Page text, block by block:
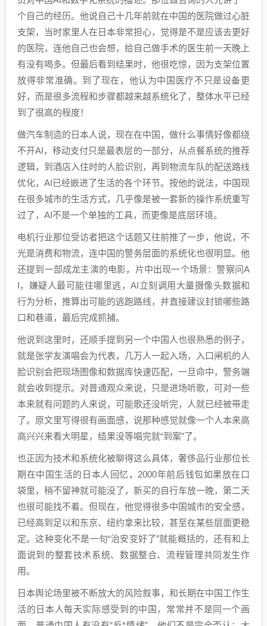
个自己的经历。他说自己十几年前就在中国的医院做过心脏
支架，当时家里人在日本非常担心，觉得是不是应该去更好
的医院，连他自己也会想，给自己做手术的医生前一天晚上
有没有喝多。但最后看到结果时，他很吃惊，因为支架位置
放得非常准确。到了现在，他认为中国医疗不只是设备更
好，而是很多流程和步骤都越来越系统化了，整体水平已经
到了很高的程度！
做汽车制造的日本人说，现在在中国，做什么事情好像都绕
不开AI，移动支付只是最表层的一部分，从点餐系统的推荐
逻辑，到酒店入住时的人脸识别，再到物流车队的配送路线
优化，AI已经嵌进了生活的各个环节。按他的说法，中国现
在很多城市的生活方式，几乎像是被一套新的操作系统重写
过了，AI不是一个单独的工具，而更像是底层环境。
电机行业那位受访者把这个话题又往前推了一步，他说，不
光是消费和物流，连中国的警务层面的系统化也很明显。他
还提到一部成龙主演的电影，片中出现一个场景：警察问A
I，嫌疑人最可能往哪里逃，AI立刻调用大量摄像头数据和
行为分析，推算出可能的逃跑路线，并直接建议封锁哪些路
口和巷道，最后完成抓捕。
他说到这里时，还顺手提到另一个中国人也很熟悉的例子，
就是张学友演唱会为代表，几万人一起入场，入口闸机的人
脸识别会把现场图像和数据库快速匹配，一旦命中，警务端
就会收到提示。对普通观众来说，只是进场听歌，可对一些
本来就有问题的人来说，可能歌还没听完，人就已经被带走
了。原文里写得很有画面感，说那种感觉就像一个人本来高
高兴兴来看大明星，结果没等唱完就“到案”了。
也正因为技术和系统化被聊得这么具体，奢侈品行业那位长
期在中国生活的日本人回忆，2000年前后钱包如果放在口
袋里，稍不留神就可能没了，新买的自行车放一晚，第二天
也很可能找不着。但现在，他觉得很多中国城市的安全感，
已经高到足以和东京、纽约拿来比较，甚至在某些层面更稳
定。这种变化不是一句“治安变好了”就能概括的，还有和上
面说到的整套技术系统、数据整合、流程管理共同发生作
用。
日本舆论场里被不断放大的风险叙事，和长期在中国工作生
活的日本人每天实际感受到的中国，常常并不是同一个画